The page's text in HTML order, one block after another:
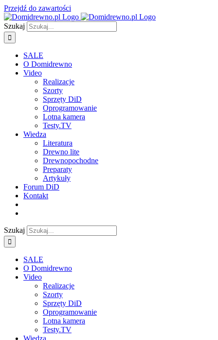
Przejdź do zawartości
Szukaj
SALE
O Domidrewno
Video
Realizacje
Szorty
Sprzęty DiD
Oprogramowanie
Lotna kamera
Testy.TV
Wiedza
Literatura
Drewno lite
Drewnopochodne
Preparaty
Artykuły
Forum DiD
Kontakt
Szukaj
SALE
O Domidrewno
Video
Realizacje
Szorty
Sprzęty DiD
Oprogramowanie
Lotna kamera
Testy.TV
Wiedza